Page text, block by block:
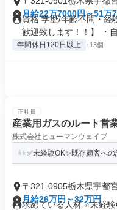
月給22万7000円～51万
資格 学歴/年齢不問・経
歓迎致します！！】 ・自
年間休日120日以上 +13個
正社員
産業用ガスのルート営
株式会社ヒューマンウェイブ
✅未経験OK✨既存顧客へ
〒321-0905栃木県宇都
月給26万円～32万円
求めている人材 ⭐未経